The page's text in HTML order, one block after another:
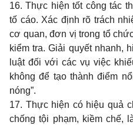
16. Thực hiện tốt công tác
tố cáo. Xác định rõ trách
cơ quan, đơn vị trong tổ
kiểm tra. Giải quyết nhanh,
luật đối với các vụ việc
không để tạo thành điểm
nóng”.
17. Thực hiện có hiệu quả
chống tội phạm, kiềm chế,